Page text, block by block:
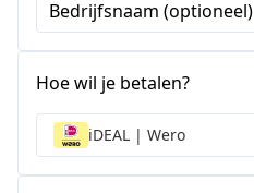
Bedrijfsnaam (optioneel)
Hoe wil je betalen?
iDEAL | Wero